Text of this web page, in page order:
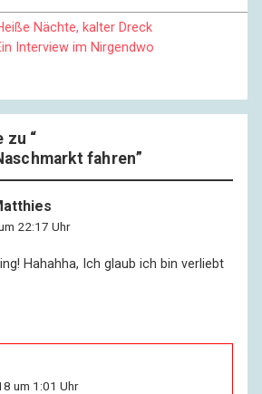
Nächte, kalter Dreck
Interview im Nirgendwo
zu “
fahren”
22:17 Uhr
Hahahha, Ich glaub ich bin verliebt
um 1:01 Uhr